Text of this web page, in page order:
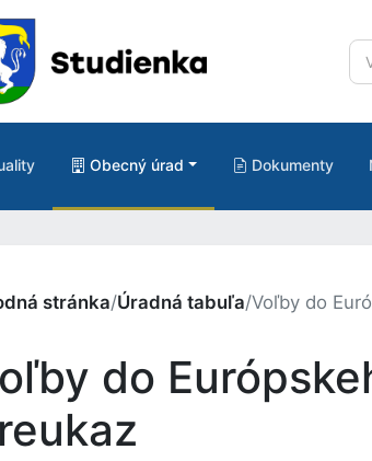
Obecný úrad Dokumenty
stránka/Úradná tabuľa/Voľby do
do